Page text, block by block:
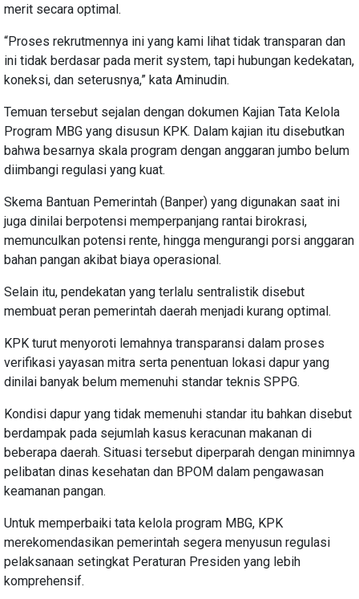
merit secara optimal.
“Proses rekrutmennya ini yang kami lihat tidak transparan dan
ini tidak berdasar pada merit system, tapi hubungan kedekatan,
koneksi, dan seterusnya,” kata Aminudin.
Temuan tersebut sejalan dengan dokumen Kajian Tata Kelola
Program MBG yang disusun KPK. Dalam kajian itu disebutkan
bahwa besarnya skala program dengan anggaran jumbo belum
diimbangi regulasi yang kuat.
Skema Bantuan Pemerintah (Banper) yang digunakan saat ini
juga dinilai berpotensi memperpanjang rantai birokrasi,
memunculkan potensi rente, hingga mengurangi porsi anggaran
bahan pangan akibat biaya operasional.
Selain itu, pendekatan yang terlalu sentralistik disebut
membuat peran pemerintah daerah menjadi kurang optimal.
KPK turut menyoroti lemahnya transparansi dalam proses
verifikasi yayasan mitra serta penentuan lokasi dapur yang
dinilai banyak belum memenuhi standar teknis SPPG.
Kondisi dapur yang tidak memenuhi standar itu bahkan disebut
berdampak pada sejumlah kasus keracunan makanan di
beberapa daerah. Situasi tersebut diperparah dengan minimnya
pelibatan dinas kesehatan dan BPOM dalam pengawasan
keamanan pangan.
Untuk memperbaiki tata kelola program MBG, KPK
merekomendasikan pemerintah segera menyusun regulasi
pelaksanaan setingkat Peraturan Presiden yang lebih
komprehensif.